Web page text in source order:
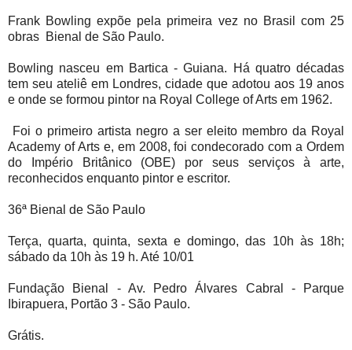
Frank Bowling expõe pela primeira vez no Brasil com 25
obras Bienal de São Paulo.
Bowling nasceu em Bartica - Guiana. Há quatro décadas
tem seu ateliê em Londres, cidade que adotou aos 19 anos
e onde se formou pintor na Royal College of Arts em 1962.
Foi o primeiro artista negro a ser eleito membro da Royal
Academy of Arts e, em 2008, foi condecorado com a Ordem
do Império Britânico (OBE) por seus serviços à arte,
reconhecidos enquanto pintor e escritor.
36ª Bienal de São Paulo
Terça, quarta, quinta, sexta e domingo, das 10h às 18h;
sábado da 10h às 19 h. Até 10/01
Fundação Bienal - Av. Pedro Álvares Cabral - Parque
Ibirapuera, Portão 3 - São Paulo.
Grátis.